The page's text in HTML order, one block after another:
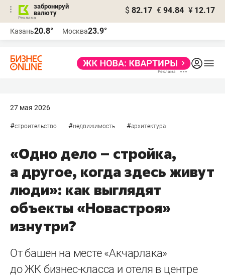
забронируй
валюту
$ 82.17 € 94.84 ¥ 12.17
Казань20.8° Москва23.9°
27 мая 2026
#строительство #недвижимость #архитектура
«Одно дело – стройка,
а другое, когда здесь живут
люди»: как выглядят
объекты «Новастроя»
изнутри?
От башен на месте «Акчарлака»
до ЖК бизнес-класса и отеля в центре